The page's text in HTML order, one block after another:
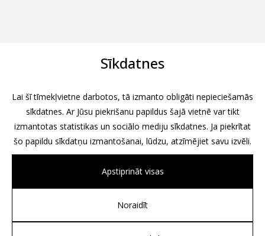
All rights reserved, 2026
Associates, Partners et Sons
Sīkdatnes
Lai šī tīmekļvietne darbotos, tā izmanto obligāti nepieciešamās
sīkdatnes. Ar Jūsu piekrišanu papildus šajā vietnē var tikt
izmantotas statistikas un sociālo mediju sīkdatnes. Ja piekrītat
šo papildu sīkdatņu izmantošanai, lūdzu, atzīmējiet savu izvēli.
Apstiprināt visas
Noraidīt